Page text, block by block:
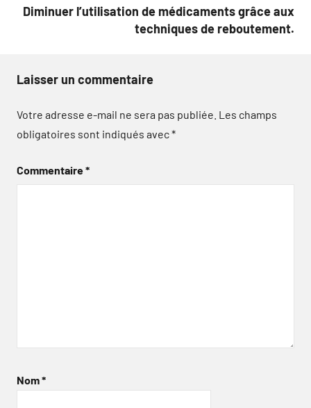
Diminuer l’utilisation de médicaments grâce aux
techniques de reboutement.
Laisser un commentaire
Votre adresse e-mail ne sera pas publiée. Les champs
obligatoires sont indiqués avec*
Commentaire*
Nom*